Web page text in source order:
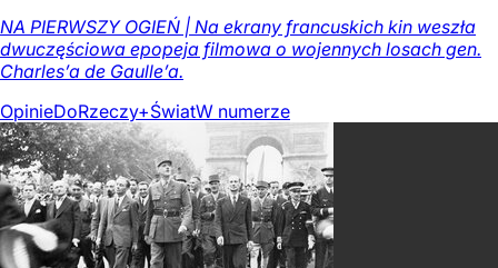
NA PIERWSZY OGIEŃ | Na ekrany francuskich kin weszła
dwuczęściowa epopeja filmowa o wojennych losach gen.
Charles’a de Gaulle’a.
OpinieDoRzeczy+ŚwiatW numerze